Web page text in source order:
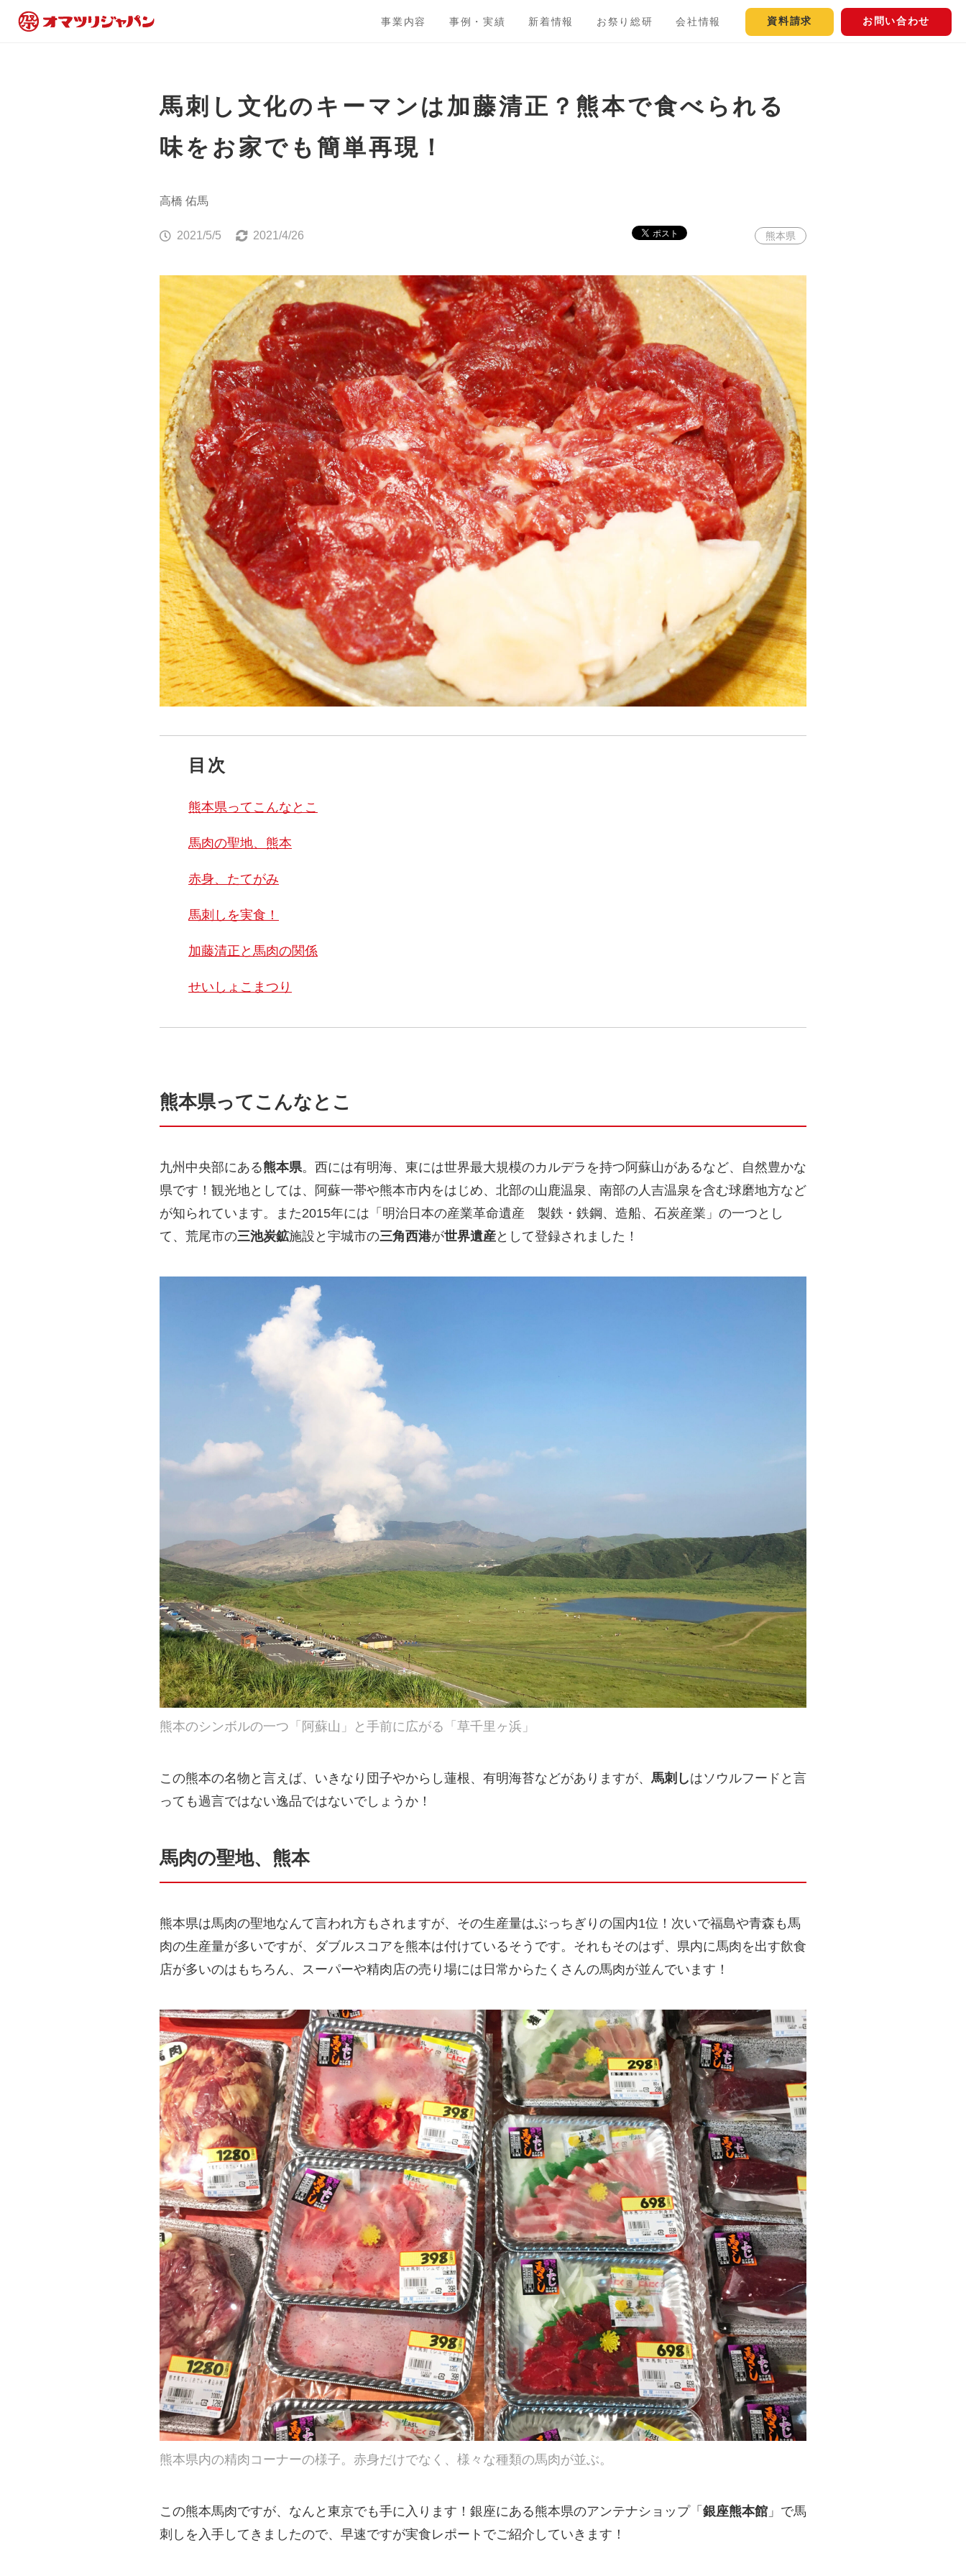
事業内容 事例・実績 新着情報 お祭り総研 会社情報 資料請求 お問い合わせ
馬刺し文化のキーマンは加藤清正？熊本で食べられる
味をお家でも簡単再現！
高橋 佑馬
2021/5/5 2021/4/26 熊本県
目次
熊本県ってこんなとこ
馬肉の聖地、熊本
赤身、たてがみ
馬刺しを実食！
加藤清正と馬肉の関係
せいしょこまつり
熊本県ってこんなとこ
九州中央部にある熊本県。西には有明海、東には世界最大規模のカルデラを持つ阿蘇山があるなど、自然豊かな
県です！観光地としては、阿蘇一帯や熊本市内をはじめ、北部の山鹿温泉、南部の人吉温泉を含む球磨地方など
が知られています。また2015年には「明治日本の産業革命遺産 製鉄・鉄鋼、造船、石炭産業」の一つとし
て、荒尾市の三池炭鉱施設と宇城市の三角西港が世界遺産として登録されました！
熊本のシンボルの一つ「阿蘇山」と手前に広がる「草千里ヶ浜」
この熊本の名物と言えば、いきなり団子やからし蓮根、有明海苔などがありますが、 馬刺しはソウルフードと言
っても過言ではない逸品ではないでしょうか！
馬肉の聖地、熊本
熊本県は馬肉の聖地なんて言われ方もされますが、その生産量はぶっちぎりの国内1位！次いで福島や青森も馬
肉の生産量が多いですが、ダブルスコアを熊本は付けているそうです。それもそのはず、県内に馬肉を出す飲食
店が多いのはもちろん、スーパーや精肉店の売り場には日常からたくさんの馬肉が並んでいます！
熊本県内の精肉コーナーの様子。赤身だけでなく、様々な種類の馬肉が並ぶ。
この熊本馬肉ですが、なんと東京でも手に入ります！銀座にある熊本県のアンテナショップ「 銀座熊本館 」で馬
刺しを入手してきましたので、早速ですが実食レポートでご紹介していきます！